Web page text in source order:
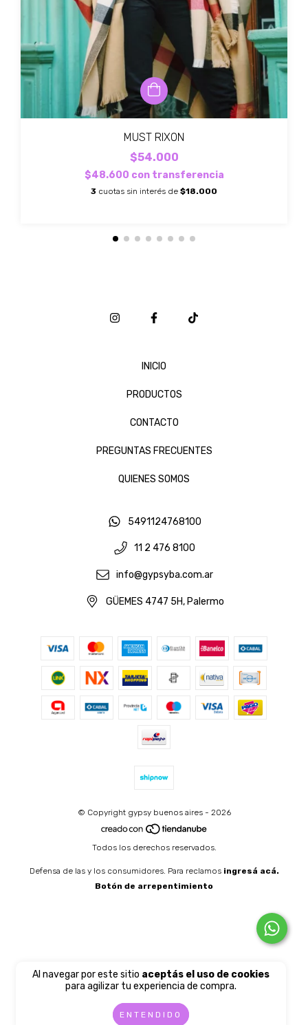
Al navegar por este sitio aceptás el uso de cookies
para agilizar tu experiencia de compra.
ENTENDIDO
MUST RIXON
$54.000
$48.600 con transferencia
3 cuotas sin interés de $18.000
INICIO
PRODUCTOS
CONTACTO
PREGUNTAS FRECUENTES
QUIENES SOMOS
5491124768100
11 2 476 8100
info@gypsyba.com.ar
GÜEMES 4747 5H, Palermo
© Copyright gypsy buenos aires - 2026
Todos los derechos reservados.
Defensa de las y los consumidores. Para reclamos ingresá acá.
Botón de arrepentimiento